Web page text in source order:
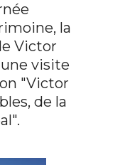
la
Victor
visite
"Victor
de la